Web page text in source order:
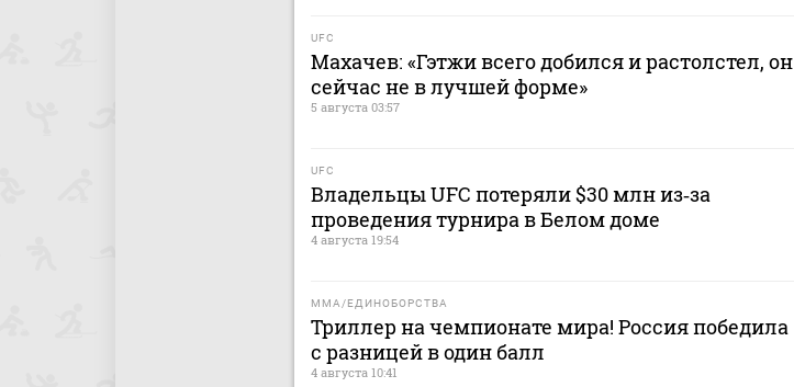
UFC
Махачев: «Гэтжи всего добился и растолстел, он
сейчас не в лучшей форме»
5 августа 03:57
UFC
Владельцы UFC потеряли $30 млн из‑за
проведения турнира в Белом доме
4 августа 19:54
MMA/ЕДИНОБОРСТВА
Триллер на чемпионате мира! Россия победила
с разницей в один балл
4 августа 10:41